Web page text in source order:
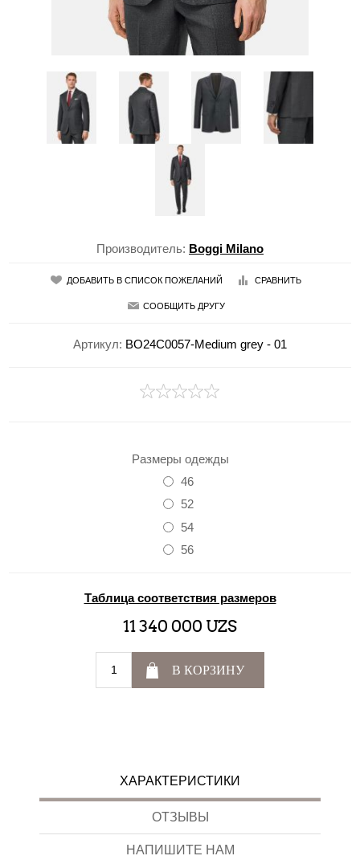
Производитель: Boggi Milano
ДОБАВИТЬ В СПИСОК ПОЖЕЛАНИЙ СРАВНИТЬ
СООБЩИТЬ ДРУГУ
Артикул: BO24C0057-Medium grey - 01
Размеры одежды
46
52
54
56
Таблица соответствия размеров
11 340 000 UZS
В КОРЗИНУ
ХАРАКТЕРИСТИКИ
ОТЗЫВЫ
НАПИШИТЕ НАМ